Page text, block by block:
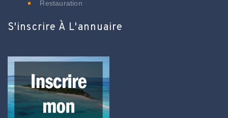
Restauration
S'inscrire À L'annuaire